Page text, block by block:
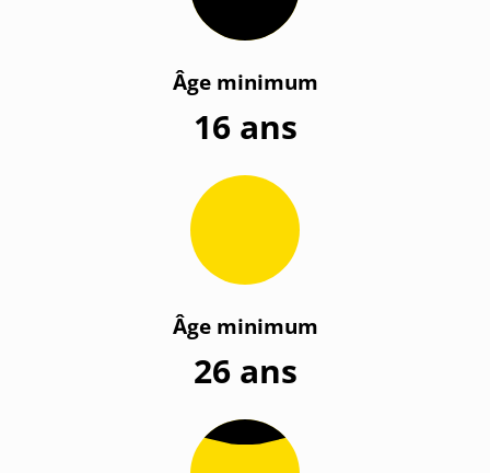
Âge minimum
16 ans
Âge minimum
26 ans